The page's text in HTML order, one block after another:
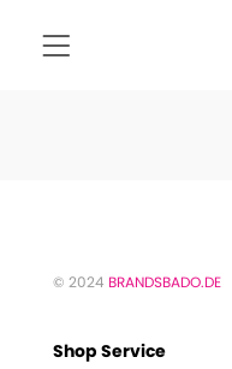
© 2024 BRANDSBADO.DE
Shop Service